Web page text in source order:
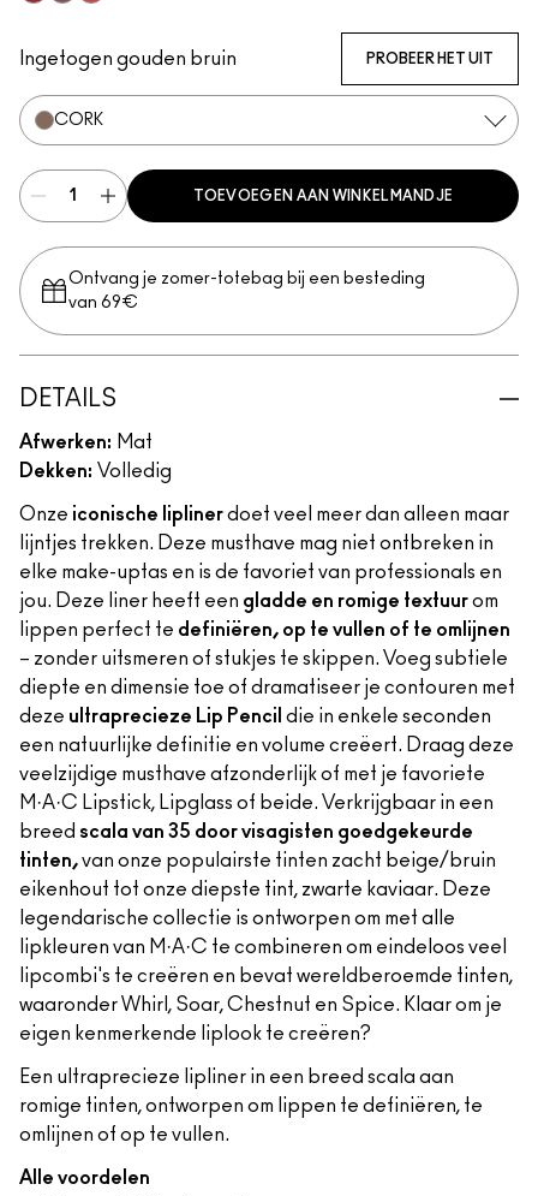
Ingetogen gouden bruin PROBEER HET UIT
CORK
TOEVOEGEN AAN WINKELMANDJE
Ontvang je zomer-totebag bij een besteding
van 69€
DETAILS
Afwerken: Mat
Dekken: Volledig
Onze iconische liplinerdoet veel meer dan alleen maar
lijntjes trekken. Deze musthave mag niet ontbreken in
elke make-uptas en is de favoriet van professionals en
jou. Deze liner heeft een gladde en romige textuurom
lippen perfect te definiëren, op te vullen of te omlijnen
– zonder uitsmeren of stukjes te skippen. Voeg subtiele
diepte en dimensie toe of dramatiseer je contouren met
deze ultraprecieze Lip Pencil die in enkele seconden
een natuurlijke definitie en volume creëert. Draag deze
veelzijdige musthave afzonderlijk of met je favoriete
M·A·C Lipstick, Lipglass of beide. Verkrijgbaar in een
breed scala van 35 door visagisten goedgekeurde
tinten,van onze populairste tinten zacht beige/bruin
eikenhout tot onze diepste tint, zwarte kaviaar. Deze
legendarische collectie is ontworpen om met alle
lipkleuren van M·A·C te combineren om eindeloos veel
lipcombi's te creëren en bevat wereldberoemde tinten,
waaronder Whirl, Soar, Chestnut en Spice. Klaar om je
eigen kenmerkende liplook te creëren?
Een ultraprecieze lipliner in een breed scala aan
romige tinten, ontworpen om lippen te definiëren, te
omlijnen of op te vullen.
Alle voordelen